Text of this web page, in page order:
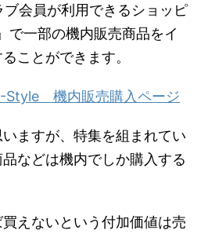
会員が利用できるショッピ
で一部の機内販売商品をイ
ことができます。
機内販売購入ページ
ますが、特集を組まれてい
などは機内でしか購入する
えないという付加価値は売